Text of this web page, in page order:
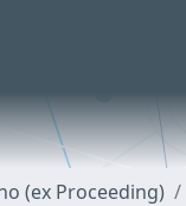
(ex Proceeding)